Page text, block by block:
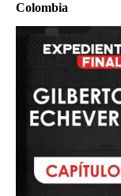
Colombia